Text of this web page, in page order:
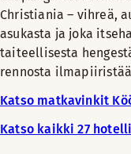
Christiania – vihreä,
asukasta ja joka
taiteellisesta
rennosta
Katso matkavinkit
Katso kaikki 27